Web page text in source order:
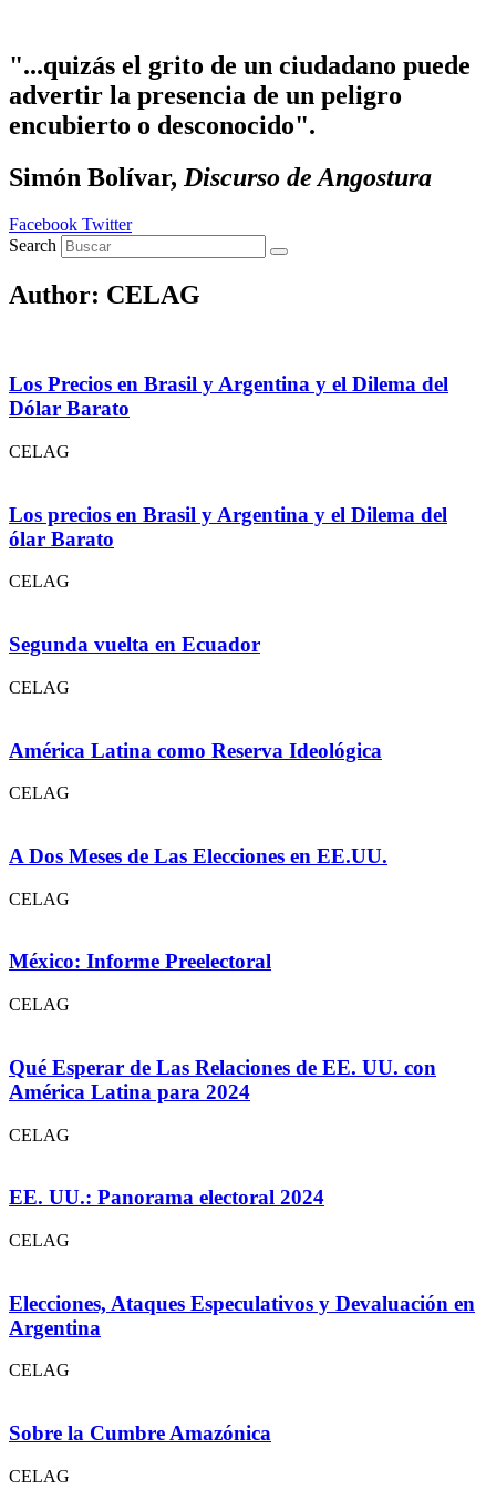
"...quizás el grito de un ciudadano puede
advertir la presencia de un peligro
encubierto o desconocido".
Simón Bolívar, Discurso de Angostura
Facebook Twitter
Search
Author: CELAG
Los Precios en Brasil y Argentina y el Dilema del
Dólar Barato
CELAG
Los precios en Brasil y Argentina y el Dilema del
ólar Barato
CELAG
Segunda vuelta en Ecuador
CELAG
América Latina como Reserva Ideológica
CELAG
A Dos Meses de Las Elecciones en EE.UU.
CELAG
México: Informe Preelectoral
CELAG
Qué Esperar de Las Relaciones de EE. UU. con
América Latina para 2024
CELAG
EE. UU.: Panorama electoral 2024
CELAG
Elecciones, Ataques Especulativos y Devaluación en
Argentina
CELAG
Sobre la Cumbre Amazónica
CELAG